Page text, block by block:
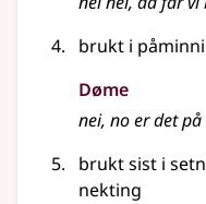
brukt i
Døme
nei, no er det
brukt sist i
nekting